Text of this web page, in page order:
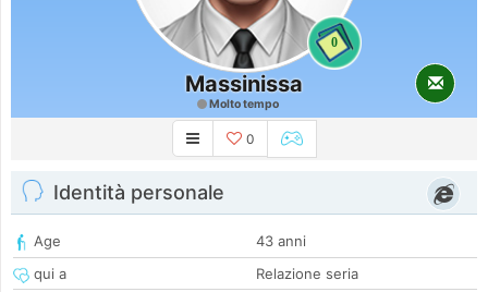
0
Massinissa
Molto tempo
0
Identità personale
Age
43 anni
qui a
Relazione seria